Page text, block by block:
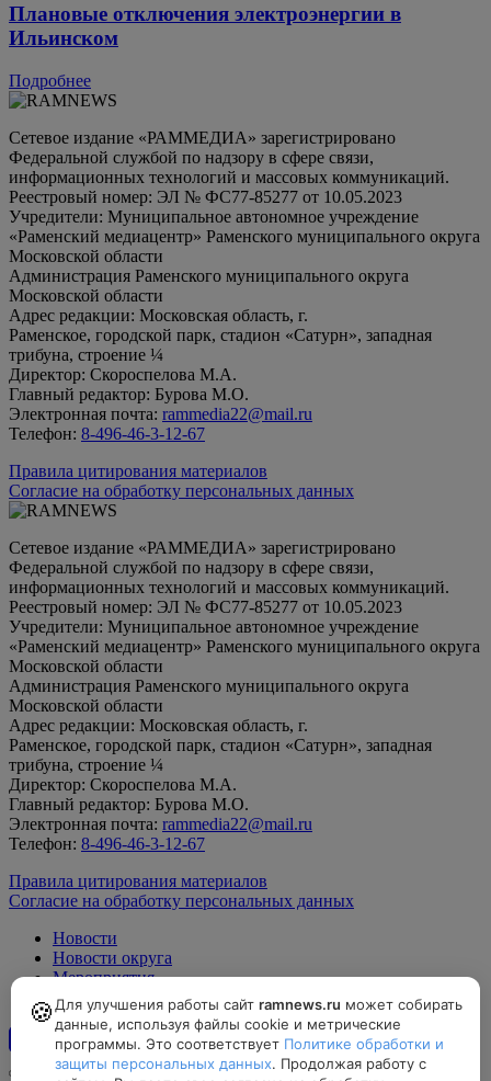
Плановые отключения электроэнергии в
Ильинском
Подробнее
Сетевое издание «РАММЕДИА» зарегистрировано
Федеральной службой по надзору в сфере связи,
информационных технологий и массовых коммуникаций.
Реестровый номер: ЭЛ № ФС77-85277 от 10.05.2023
Учредители: Муниципальное автономное учреждение
«Раменский медиацентр» Раменского муниципального округа
Московской области
Администрация Раменского муниципального округа
Московской области
Адрес редакции: Московская область, г.
Раменское, городской парк, стадион «Сатурн», западная
трибуна, строение ¼
Директор: Скороспелова М.А.
Главный редактор: Бурова М.О.
Электронная почта: rammedia22@mail.ru
Телефон: 8-496-46-3-12-67
Правила цитирования материалов
Согласие на обработку персональных данных
Сетевое издание «РАММЕДИА» зарегистрировано
Федеральной службой по надзору в сфере связи,
информационных технологий и массовых коммуникаций.
Реестровый номер: ЭЛ № ФС77-85277 от 10.05.2023
Учредители: Муниципальное автономное учреждение
«Раменский медиацентр» Раменского муниципального округа
Московской области
Администрация Раменского муниципального округа
Московской области
Адрес редакции: Московская область, г.
Раменское, городской парк, стадион «Сатурн», западная
трибуна, строение ¼
Директор: Скороспелова М.А.
Главный редактор: Бурова М.О.
Электронная почта: rammedia22@mail.ru
Телефон: 8-496-46-3-12-67
Правила цитирования материалов
Согласие на обработку персональных данных
Новости
Новости округа
Мероприятия
Официально
12+
🍪 Для улучшения работы сайт ramnews.ru может собирать
данные, используя файлы cookie и метрические
программы. Это соответствует Политике обработки и
защиты персональных данных. Продолжая работу с